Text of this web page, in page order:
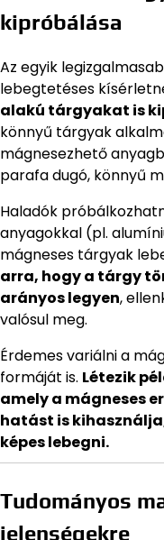
kipróbálása
Az egyik
lebegtetéses
alakú tárgyakat is
könnyű tárgyak
mágnesezhető
parafa dugó, könnyű
Haladók
anyagokkal (pl.
mágneses tárgyak
arra, hogy a tárgy
arányos legyen,
valósul meg.
Érdemes variálni a
formáját is. Létezik
amely a mágneses
hatást is
képes lebegni.
Tudományos
jelenségekre